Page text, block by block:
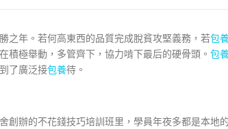
之年。若何高東西的品質完成脫貧攻堅義務，若包
積極舉動，多管齊下，協力啃下最后的硬骨頭。 包
了廣泛接包養待。
創辦的不花錢技巧培訓班里，學員年夜多都是本地